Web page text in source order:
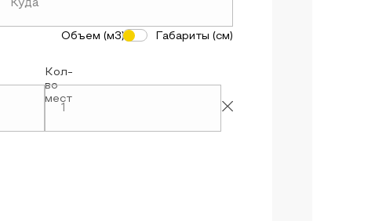
Объем (м3) Габариты (см)
Кол-
во
мест